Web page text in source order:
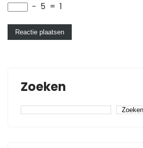
− 5 = 1
Zoeken
Zoeken